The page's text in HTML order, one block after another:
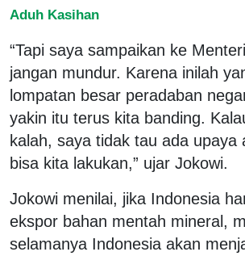
Aduh Kasihan
“Tapi saya sampaikan ke
jangan mundur. Karena inilah
lompatan besar peradaban
yakin itu terus kita banding.
kalah, saya tidak tau ada upaya
bisa kita lakukan,” ujar Jokowi.
Jokowi menilai, jika Indonesia
ekspor bahan mentah mineral,
selamanya Indonesia akan